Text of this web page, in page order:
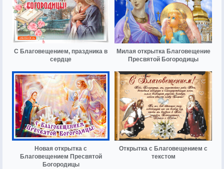
С Благовещением, праздника в
сердце
Милая открытка Благовещение
Пресвятой Богородицы
Новая открытка с
Благовещением Пресвятой
Богородицы
Открытка с Благовещением с
текстом